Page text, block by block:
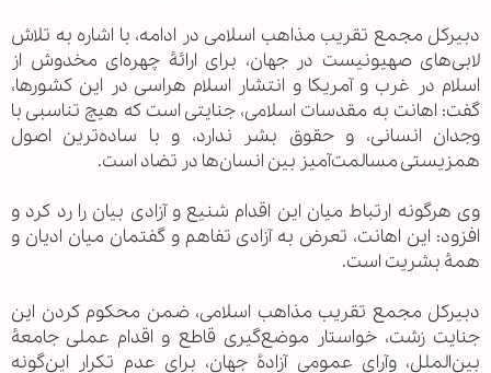
دبیرکل مجمع تقریب مذاهب اسلامی در ادامه، با اشاره به تلاش
لابی‌های صهیونیست در جهان، برای ارائۀ چهره‌‌ای مخدوش از
اسلام در غرب و آمریکا و انتشار اسلام ‌هراسی در این کشورها،
گفت: اهانت به مقدسات اسلامی، جنایتی است که هیچ تناسبی با
وجدان انسانی، و حقوق بشر ندارد، و با ساده‌‌ترین اصول
همزیستی مسالمت‌‌آمیز بین انسان‌ها در تضاد است.
وی هرگونه ارتباط میان این اقدام شنیع و آزادی بیان را رد کرد و
افزود: این اهانت، تعرض به آزادی تفاهم و گفتمان میان ادیان و
همۀ بشریت است.
دبیرکل مجمع تقریب مذاهب اسلامی، ضمن محکوم کردن این
جنایت زشت، خواستار موضع‌گیری قاطع و اقدام عملی جامعۀ
بین‌‌الملل، وآرای عمومی آزادۀ جهان، برای عدم تکرار این‌گونه